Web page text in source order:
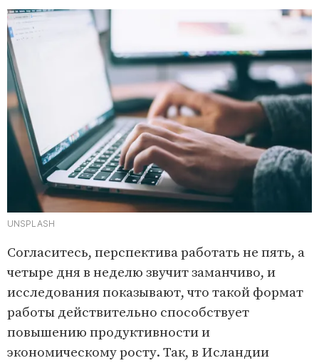
UNSPLASH
Согласитесь, перспектива работать не пять, а
четыре дня в неделю звучит заманчиво, и
исследования показывают, что такой формат
работы действительно способствует
повышению продуктивности и
экономическому росту. Так, в Исландии